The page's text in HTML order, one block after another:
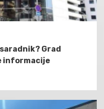
Grad
informacije